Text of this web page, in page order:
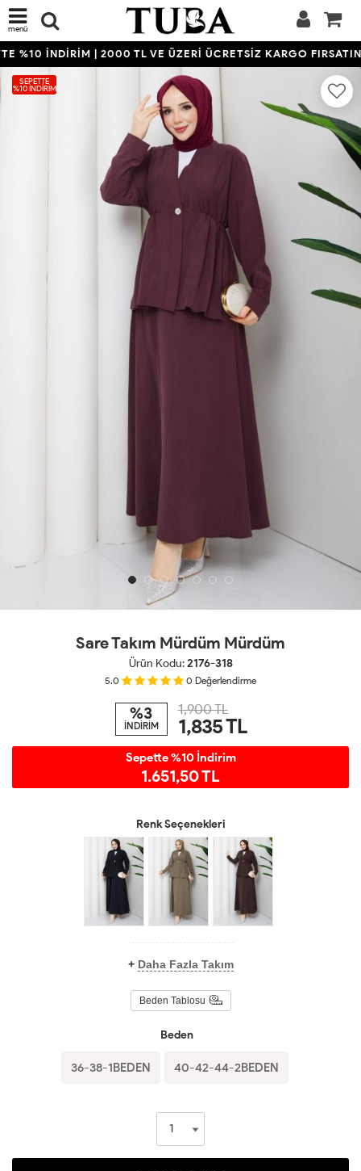
menü
%10 İNDİRİM | 2000 TL VE ÜZERİ ÜCRETSİZ KARGO FIRSATINI
SEPETTE
%10 İNDIRIM
Sare Takım Mürdüm Mürdüm
Ürün Kodu:2176-318
5.0 0 Değerlendirme
%3
İNDİRİM
1,900 TL
1,835TL
Sepette %10 İndirim
1.651,50 TL
Renk Seçenekleri
+ Daha Fazla Takım
Beden Tablosu
Beden
36-38-1BEDEN 40-42-44-2BEDEN